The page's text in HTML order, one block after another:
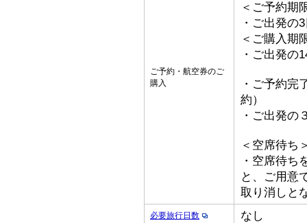
ご予約・航空券のご
購入
＜ご予約期
・ご出発の
＜ご購入期
・ご出発の
・ご予約完
約）
・ご出発
＜空席待ち
・空席待ち
と、ご用意
取り消しと
必要旅行日数 なし